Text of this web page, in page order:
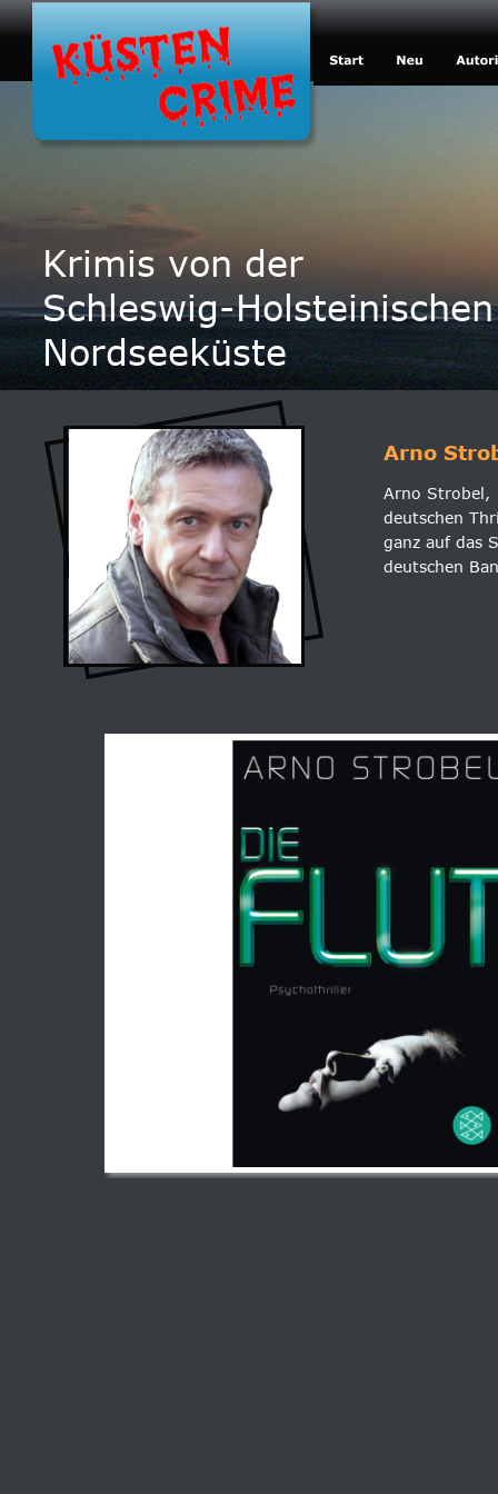
Krimis von der
Schleswig-Holsteinischen
Nordseeküste
Arno
Arno Strobel,
deutschen
ganz auf das
deutschen